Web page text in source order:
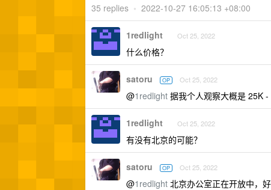
35 replies • 2022-10-27 16:05:13 +08:00
1redlight Oct 25, 2022
什么价格？
satoru OP Oct 25, 2022
@1redlight 据我个人观察大概是 25K -
1redlight Oct 25, 2022
有没有北京的可能？
satoru OP Oct 25, 2022
@1redlight 北京办公室正在开放中，